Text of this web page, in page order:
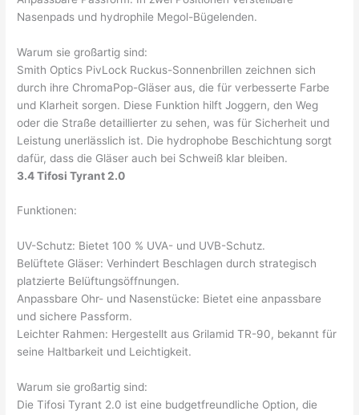
Nasenpads und hydrophile Megol-Bügelenden.
Warum sie großartig sind:
Smith Optics PivLock Ruckus-Sonnenbrillen zeichnen sich
durch ihre ChromaPop-Gläser aus, die für verbesserte Farbe
und Klarheit sorgen. Diese Funktion hilft Joggern, den Weg
oder die Straße detaillierter zu sehen, was für Sicherheit und
Leistung unerlässlich ist. Die hydrophobe Beschichtung sorgt
dafür, dass die Gläser auch bei Schweiß klar bleiben.
3.4 Tifosi Tyrant 2.0
Funktionen:
UV-Schutz: Bietet 100 % UVA- und UVB-Schutz.
Belüftete Gläser: Verhindert Beschlagen durch strategisch
platzierte Belüftungsöffnungen.
Anpassbare Ohr- und Nasenstücke: Bietet eine anpassbare
und sichere Passform.
Leichter Rahmen: Hergestellt aus Grilamid TR-90, bekannt für
seine Haltbarkeit und Leichtigkeit.
Warum sie großartig sind:
Die Tifosi Tyrant 2.0 ist eine budgetfreundliche Option, die